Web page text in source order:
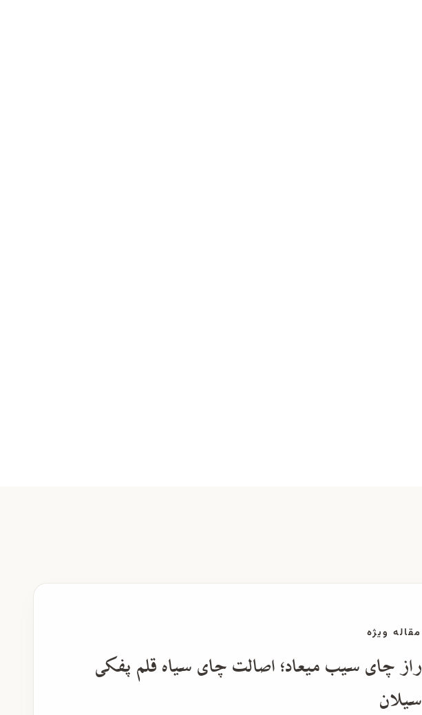
مقاله ویژه
راز چای سیب میعاد؛ اصالت چای سیاه قلم پفکی
سیلان